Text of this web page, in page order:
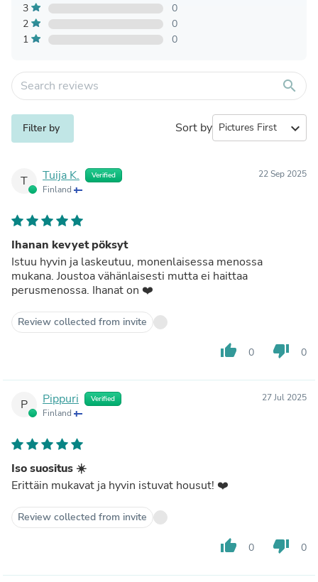
3
0
2
0
1
0
search
Filter by Sort by expand_more
T Tuija K. Verified
Finland
22 Sep 2025
Ihanan kevyet pöksyt
Istuu hyvin ja laskeutuu, monenlaisessa menossa
mukana. Joustoa vähänlaisesti mutta ei haittaa
perusmenossa. Ihanat on ❤️
Review collected from invite
thumb_up 0 thumb_down 0
P Pippuri Verified
Finland
27 Jul 2025
Iso suositus ☀️
Erittäin mukavat ja hyvin istuvat housut! ❤️
Review collected from invite
thumb_up 0 thumb_down 0